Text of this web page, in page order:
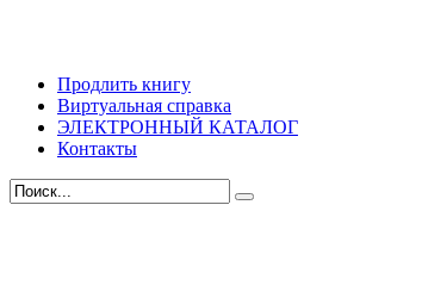
Продлить книгу
Виртуальная справка
ЭЛЕКТРОННЫЙ КАТАЛОГ
Контакты